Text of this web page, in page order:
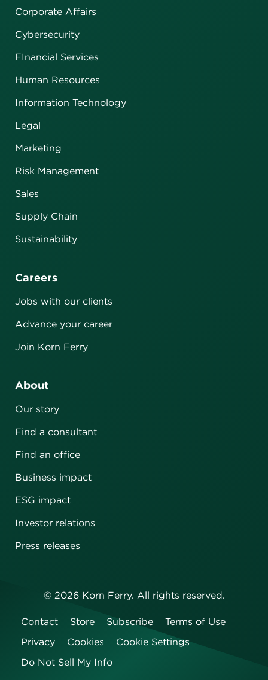
Corporate Affairs
Cybersecurity
FInancial Services
Human Resources
Information Technology
Legal
Marketing
Risk Management
Sales
Supply Chain
Sustainability
Careers
Jobs with our clients
Advance your career
Join Korn Ferry
About
Our story
Find a consultant
Find an office
Business impact
ESG impact
Investor relations
Press releases
© 2026Korn Ferry. All rights reserved.
Contact Store Subscribe
Terms of Use
Privacy
Cookies
Cookie Settings
Do Not Sell My Info